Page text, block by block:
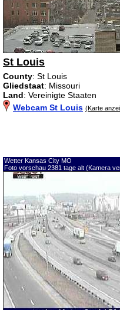
St Louis
County: St Louis
Gliedstaat: Missouri
Land: Vereinigte Staaten
Webcam St Louis (Karte
Wetter Kansas City MO
Foto vorschau 2381 tage alt (Kamera